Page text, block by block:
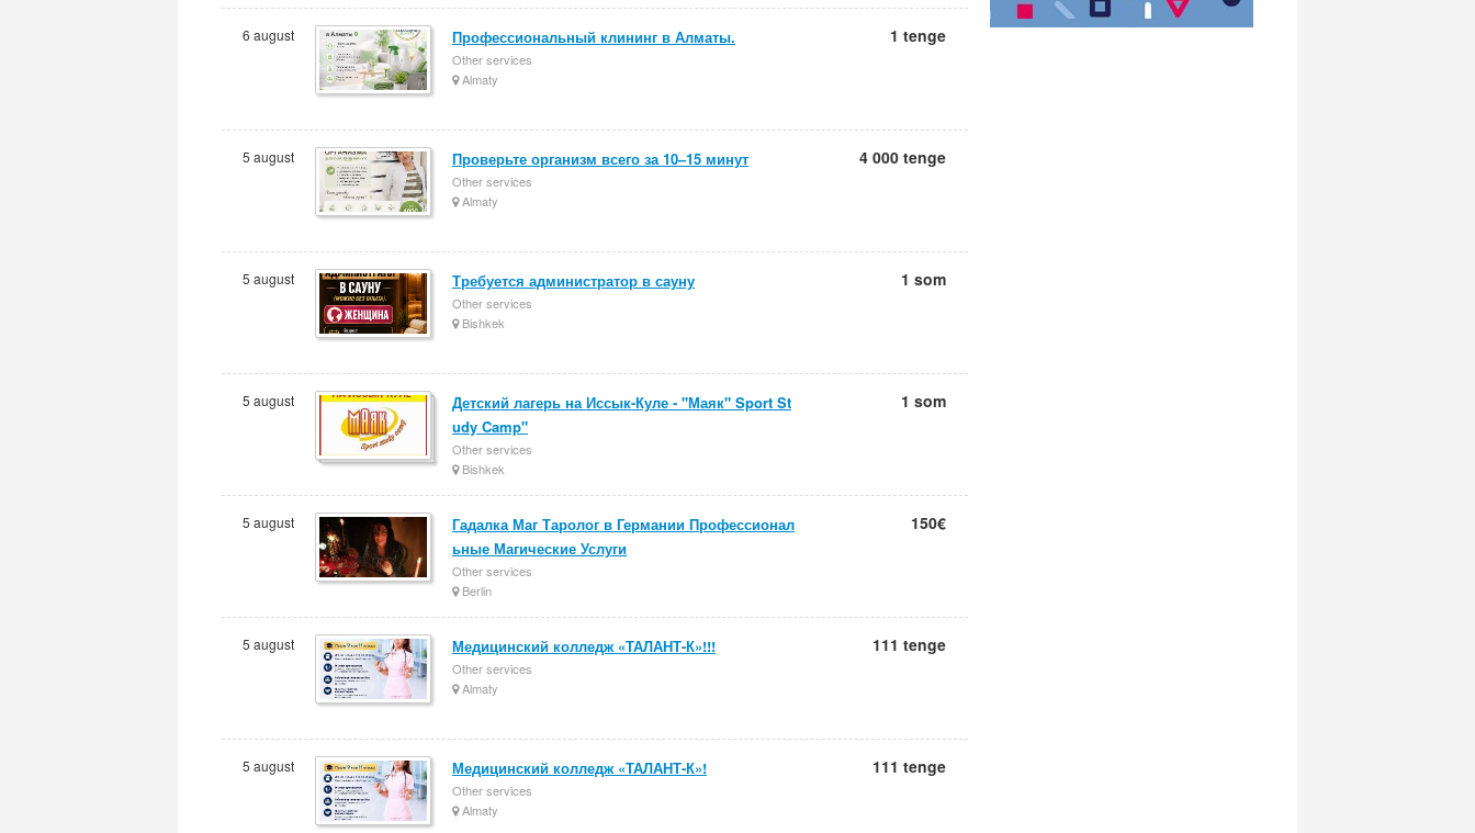
6 august Профессиональный клининг в Алматы.
Other services
Almaty
1 tenge
5 august Проверьте организм всего за 10–15 минут
Other services
Almaty
4 000 tenge
5 august Требуется администратор в сауну
Other services
Bishkek
1 som
5 august
Детский лагерь на Иссык-Куле - "Маяк" Sport St
udy Camp"
Other services
Bishkek
1 som
5 august
Гадалка Маг Таролог в Германии Профессионал
ьные Магические Услуги
Other services
Berlin
150€
5 august Медицинский колледж «ТАЛАНТ-К»!!!
Other services
Almaty
111 tenge
5 august Медицинский колледж «ТАЛАНТ-К»!
Other services
Almaty
111 tenge